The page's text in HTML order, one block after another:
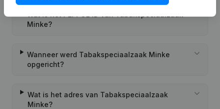
Minke?
Wanneer werd Tabakspeciaalzaak Minke
opgericht?
Wat is het adres van Tabakspeciaalzaak
Minke?